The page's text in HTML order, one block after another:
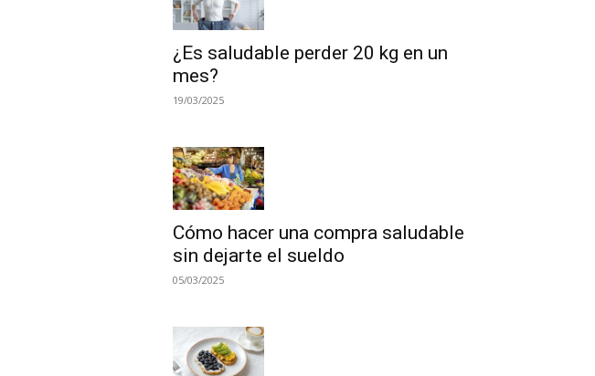
¿Es saludable perder 20 kg en un
mes?
19/03/2025
Cómo hacer una compra saludable
sin dejarte el sueldo
05/03/2025